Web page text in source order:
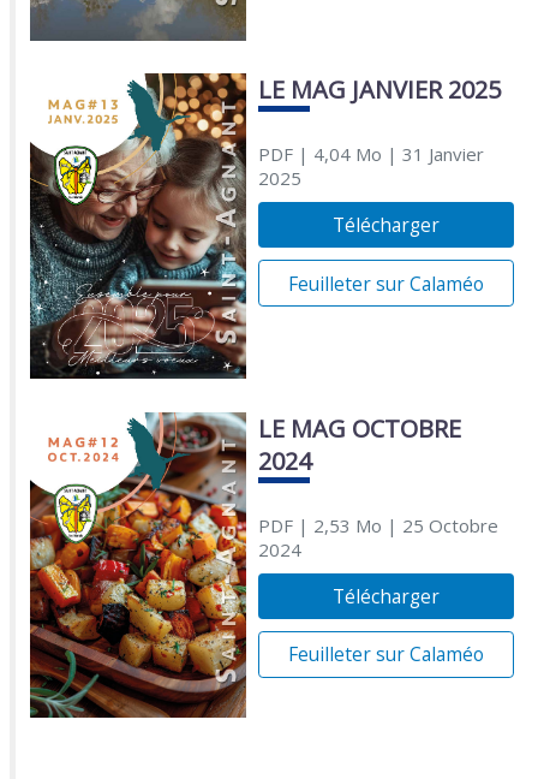
LE MAG JANVIER 2025
PDF| 4,04 Mo | 31 Janvier
2025
Télécharger
Feuilleter sur Calaméo
LE MAG OCTOBRE
2024
PDF| 2,53 Mo | 25 Octobre
2024
Télécharger
Feuilleter sur Calaméo